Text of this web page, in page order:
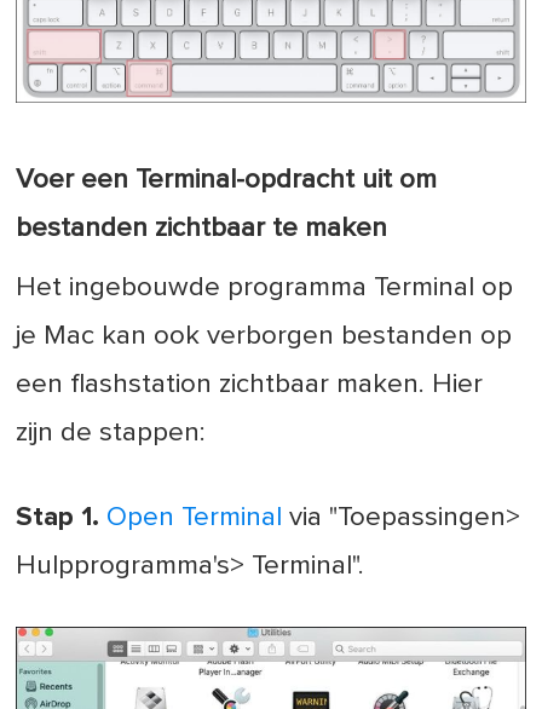
Voer een Terminal-opdracht uit om
bestanden zichtbaar te maken
Het ingebouwde programma Terminal op
je Mac kan ook verborgen bestanden op
een flashstation zichtbaar maken. Hier
zijn de stappen:
Stap 1. Open Terminal via "Toepassingen>
Hulpprogramma's> Terminal".